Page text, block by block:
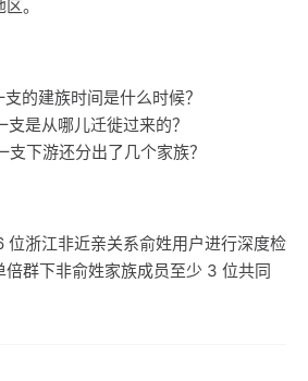
。
的建族时间是什么时候？
是从哪儿迁徙过来的？
下游还分出了几个家族？
位浙江非近亲关系俞姓用户进行深度检
倍群下非俞姓家族成员至少 3 位共同